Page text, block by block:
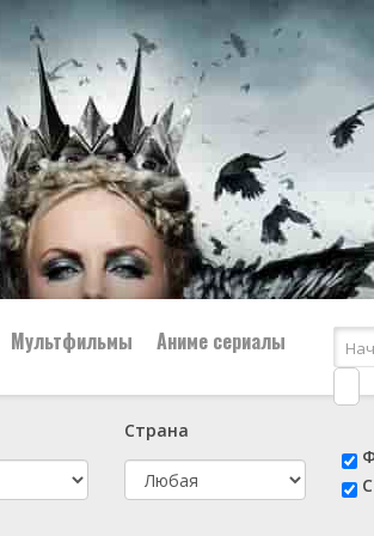
👨‍✈️ Военный
🕵️‍♂️ Детектив
Мультфильмы Аниме сериалы
Страна